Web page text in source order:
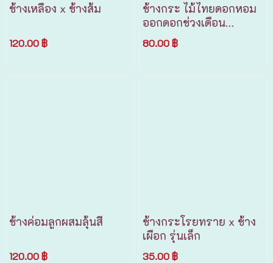
ช้างเหลือง x ช้างส้ม
120.00 ฿
ช้างกระ ไม้ไทยดอกหอม
ออกดอกช่วงเดือน
มกราคม
80.00 ฿
ช้างค่อมลูกผสมลุ้นสี
120.00 ฿
ช้างกระโรยทราย x ช้าง
เผือก รุ่นเล็ก
35.00 ฿